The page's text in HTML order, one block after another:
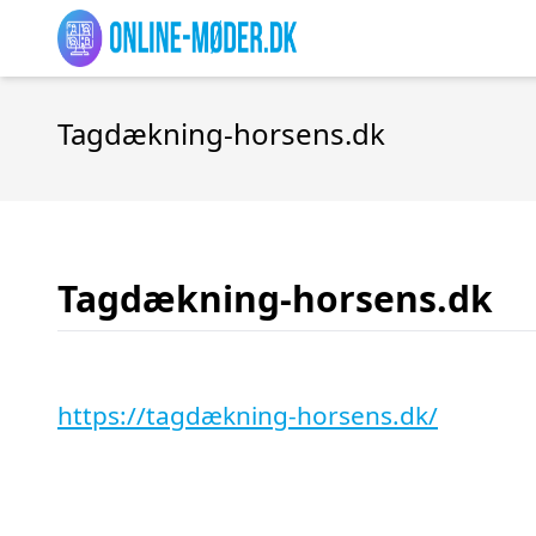
Tagdækning-horsens.dk
Tagdækning-horsens.dk
https://tagdækning-horsens.dk/